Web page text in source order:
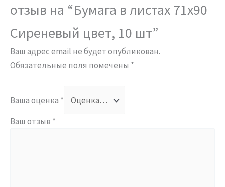
отзыв на “Бумага в листах 71х90
Сиреневый цвет, 10 шт”
Ваш адрес email не будет опубликован.
Обязательные поля помечены *
Ваша оценка *
Ваш отзыв *